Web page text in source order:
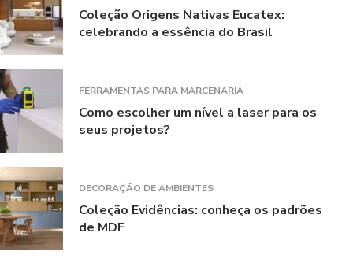
Coleção Origens Nativas Eucatex:
celebrando a essência do Brasil
FERRAMENTAS PARA MARCENARIA
Como escolher um nível a laser para os
seus projetos?
DECORAÇÃO DE AMBIENTES
Coleção Evidências: conheça os padrões
de MDF